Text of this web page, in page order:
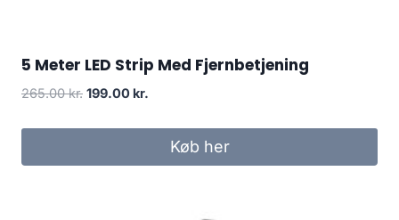
5 Meter LED Strip Med Fjernbetjening
265.00kr. Original
199.00 kr.
199.00 kr..
Køb her